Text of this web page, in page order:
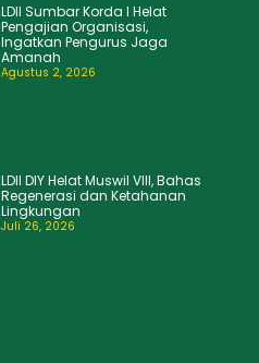
LDII Sumbar Korda I Helat
Pengajian Organisasi,
Ingatkan Pengurus Jaga
Amanah
Agustus 2, 2026
LDII DIY Helat Muswil VIII, Bahas
Regenerasi dan Ketahanan
Lingkungan
Juli 26, 2026